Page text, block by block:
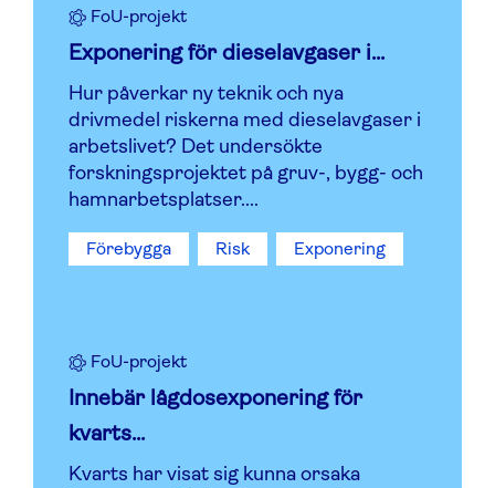
FoU-projekt
Exponering för dieselavgaser i...
Hur påverkar ny teknik och nya
drivmedel riskerna med dieselavgaser i
arbetslivet? Det undersökte
forskningsprojektet på gruv-, bygg- och
hamnarbetsplatser....
Förebygga Risk Exponering
FoU-projekt
Innebär lågdosexponering för
kvarts...
Kvarts har visat sig kunna orsaka